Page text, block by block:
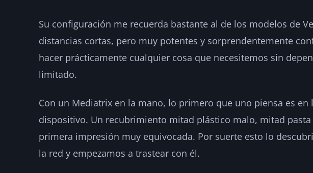
Su configuración me recuerda bastante al de los modelos de
distancias cortas, pero muy potentes y sorprendentemente
hacer prácticamente cualquier cosa que necesitemos sin
limitado.
Con un Mediatrix en la mano, lo primero que uno piensa es en
dispositivo. Un recubrimiento mitad plástico malo, mitad
primera impresión muy equivocada. Por suerte esto lo
la red y empezamos a trastear con él.